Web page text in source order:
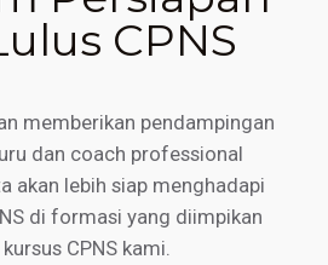
CPNS
memberikan pendampingan
dan coach professional
akan lebih siap menghadapi
di formasi yang diimpikan
CPNS kami.